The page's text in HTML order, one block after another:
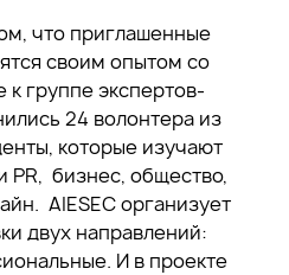
что приглашенные
своим опытом со
к группе экспертов-
24 волонтера из
которые изучают
бизнес, общество,
AIESEC организует
двух направлений:
И в проекте